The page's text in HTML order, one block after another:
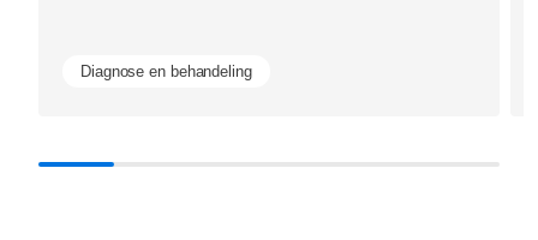
Diagnose en behandeling